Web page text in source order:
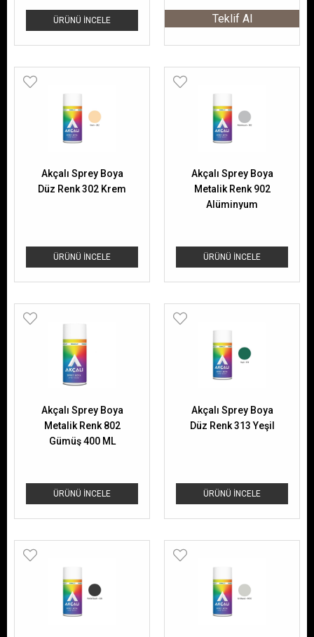
ÜRÜNÜ İNCELE Teklif Al
ÜRÜNÜ İNCELE
Akçalı Sprey Boya
Düz Renk 302 Krem
ÜRÜNÜ İNCELE
Akçalı Sprey Boya
Metalik Renk 902
Alüminyum
ÜRÜNÜ İNCELE
Akçalı Sprey Boya
Metalik Renk 802
Gümüş 400 ML
ÜRÜNÜ İNCELE
Akçalı Sprey Boya
Düz Renk 313 Yeşil